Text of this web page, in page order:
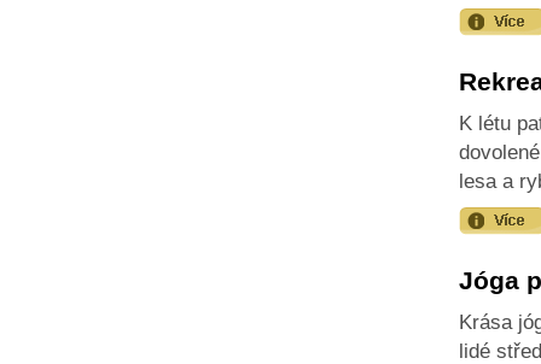
K létu
lesa a
Jóga
Krása
lidé